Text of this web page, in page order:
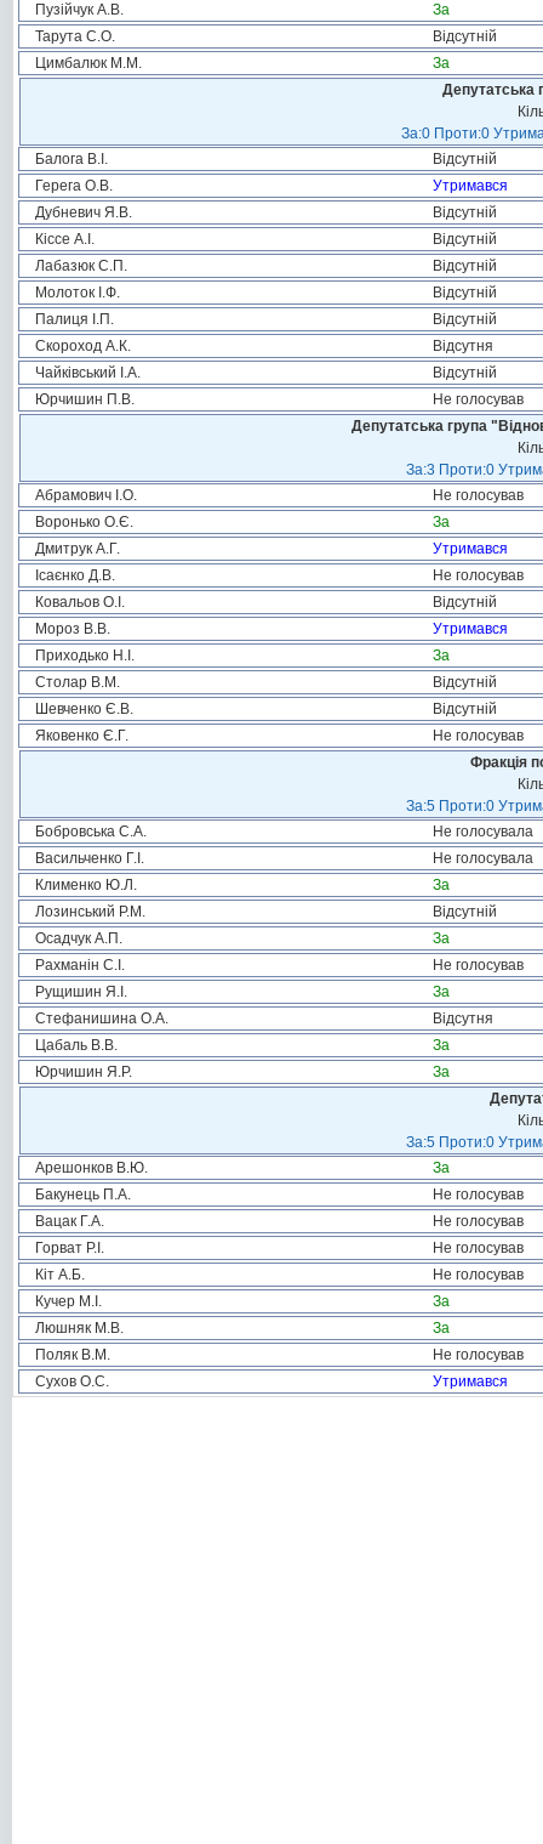
Пузійчук А.В.
За
Тарута С.О.
Відсутній
Цимбалюк М.М.
За
Депутатська
За:0 Проти:0
Балога В.І.
Відсутній
Герега О.В.
Утримався
Дубневич Я.В.
Відсутній
Кіссе А.І.
Відсутній
Лабазюк С.П.
Відсутній
Молоток І.Ф.
Відсутній
Палиця І.П.
Відсутній
Скороход А.К.
Відсутня
Чайківський І.А.
Відсутній
Юрчишин П.В.
Не голосував
Депутатська група
За:3 Проти:0
Абрамович І.О.
Не голосував
Воронько О.Є.
За
Дмитрук А.Г.
Утримався
Ісаєнко Д.В.
Не голосував
Ковальов О.І.
Відсутній
Мороз В.В.
Утримався
Приходько Н.І.
За
Столар В.М.
Відсутній
Шевченко Є.В.
Відсутній
Яковенко Є.Г.
Не голосував
Фракція
За:5 Проти:0
Бобровська С.А.
Не голосувала
Васильченко Г.І.
Не голосувала
Клименко Ю.Л.
За
Лозинський Р.М.
Відсутній
Осадчук А.П.
За
Рахманін С.І.
Не голосував
Рущишин Я.І.
За
Стефанишина О.А.
Відсутня
Цабаль В.В.
За
Юрчишин Я.Р.
За
За:5 Проти:0
Арешонков В.Ю.
За
Бакунець П.А.
Не голосував
Вацак Г.А.
Не голосував
Горват Р.І.
Не голосував
Кіт А.Б.
Не голосував
Кучер М.І.
За
Люшняк М.В.
За
Поляк В.М.
Не голосував
Сухов О.С.
Утримався